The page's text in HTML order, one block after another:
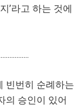
’라고 하는 것에
빈번히 순례하는
의 승인이 있어